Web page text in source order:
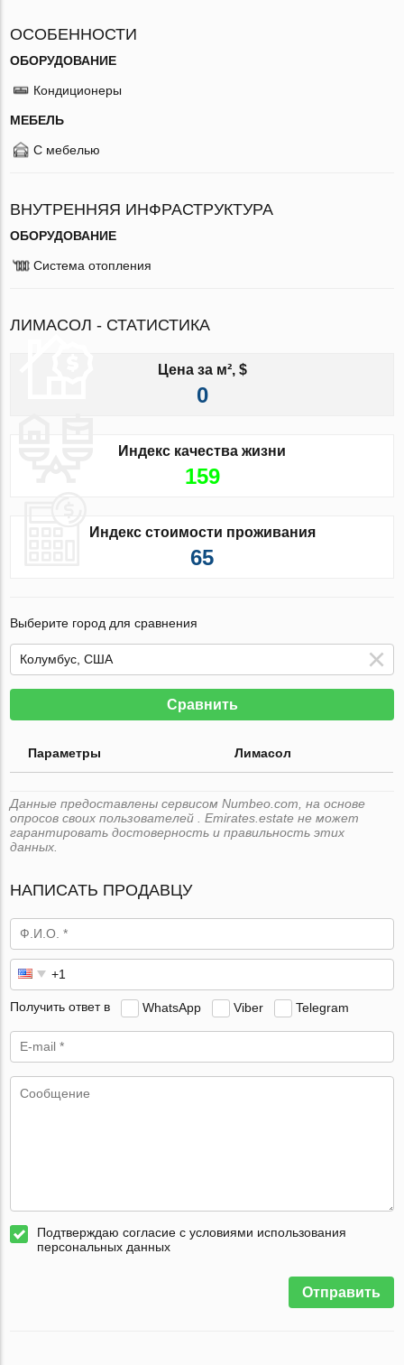
ОСОБЕННОСТИ
ОБОРУДОВАНИЕ
Кондиционеры
МЕБЕЛЬ
С мебелью
ВНУТРЕННЯЯ ИНФРАСТРУКТУРА
ОБОРУДОВАНИЕ
Система отопления
ЛИМАСОЛ - СТАТИСТИКА
Цена за м², $
0
Индекс качества жизни
159
Индекс стоимости проживания
65
Выберите город для сравнения
Сравнить
Параметры Лимасол
Данные предоставлены сервисом Numbeo.com, на основе
опросов своих пользователей . Emirates.estate не может
гарантировать достоверность и правильность этих
данных.
НАПИСАТЬ ПРОДАВЦУ
Получить ответ в WhatsApp Viber Telegram
Подтверждаю согласие с условиями использования
персональных данных
Отправить